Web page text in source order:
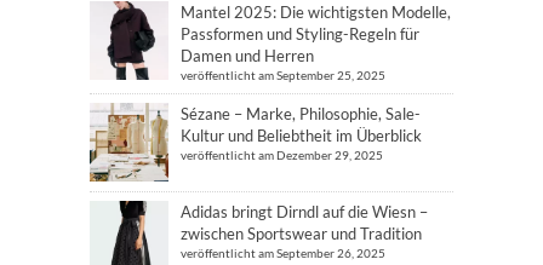
Mantel 2025: Die wichtigsten Modelle,
Passformen und Styling-Regeln für
Damen und Herren
veröffentlicht am September 25, 2025
Sézane – Marke, Philosophie, Sale-
Kultur und Beliebtheit im Überblick
veröffentlicht am Dezember 29, 2025
Adidas bringt Dirndl auf die Wiesn –
zwischen Sportswear und Tradition
veröffentlicht am September 26, 2025